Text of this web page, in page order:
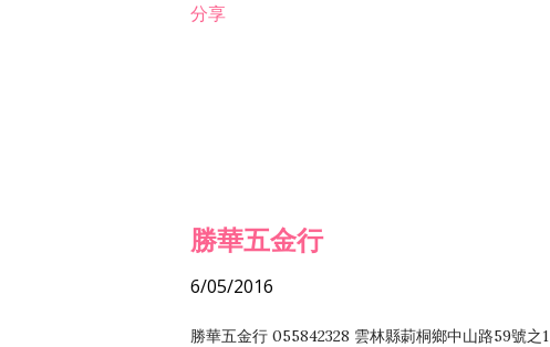
分享
勝華五金行
6/05/2016
勝華五金行 055842328 雲林縣莿桐鄉中山路59號之1